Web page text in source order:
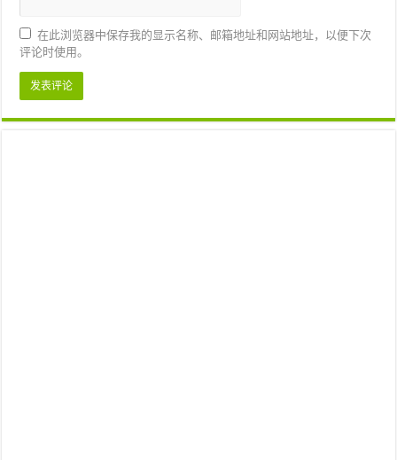
在此浏览器中保存我的显示名称、邮箱地址和网站地址，以便下次
评论时使用。